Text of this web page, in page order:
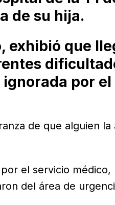
de su hija.
exhibió que
por el
de que alguien la
el servicio médico,
del área de